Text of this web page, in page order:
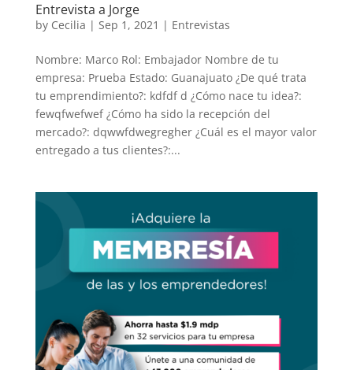
Entrevista a Jorge
by Cecilia | Sep 1, 2021 | Entrevistas
Nombre: Marco Rol: Embajador Nombre de tu
empresa: Prueba Estado: Guanajuato ¿De qué trata
tu emprendimiento?: kdfdf d ¿Cómo nace tu idea?:
fewqfwefwef ¿Cómo ha sido la recepción del
mercado?: dqwwfdwegregher ¿Cuál es el mayor valor
entregado a tus clientes?:...